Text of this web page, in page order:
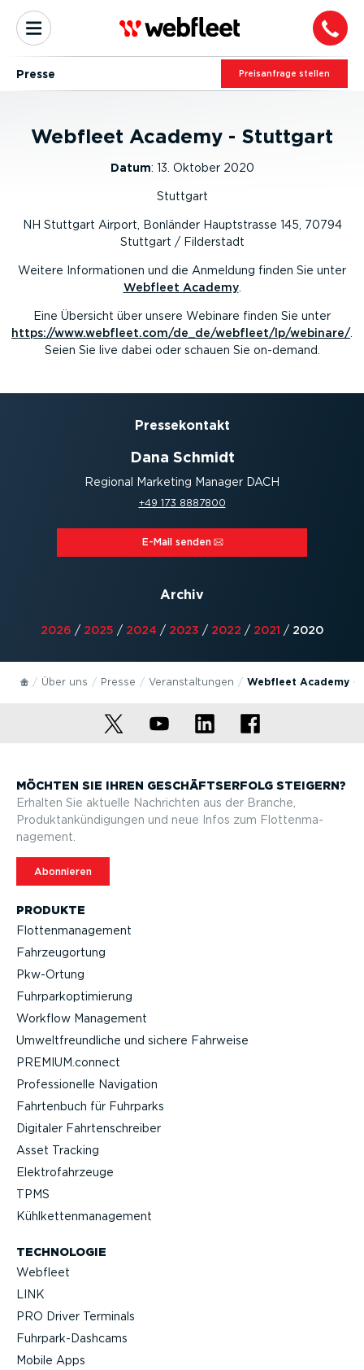
Presse Preis­an­frage stellen
Webfleet Academy - Stuttgart
Datum: 13. Oktober 2020
Stuttgart
NH Stuttgart Airport, Bonländer Hauptstrasse 145, 70794
Stuttgart / Filderstadt
Weitere Informationen und die Anmeldung finden Sie unter
Webfleet Academy.
Eine Übersicht über unsere Webinare finden Sie unter
https://www.webfleet.com/de_de/webfleet/lp/webinare/
Seien Sie live dabei oder schauen Sie on-demand.
Presse­kontakt
Dana Schmidt
Regional Marketing Manager DACH
+49 173 8887800
E-Mail senden⁠
Archiv
2026 / 2025 / 2024 / 2023 / 2022 / 2021 / 2020
Über uns Presse Veran­stal­tungen Webfleet Academy -
PRODUKTE
Flotten­ma­nagement
Fahrzeu­g­ortung
Pkw-Ortung
Fuhrpar­k­op­ti­mierung
Workflow Management
Umwelt­freund­liche und sichere Fahrweise
PREMIUM.connect
Profes­sio­nelle Navigation
Fahrtenbuch für Fuhrparks
Digitaler Fahrten­schreiber
Asset Tracking
Elektro­fahr­zeuge
TPMS
Kühlket­ten­ma­nagement
TECHNOLOGIE
Webfleet
LINK
PRO Driver Terminals
Fuhrpar­k-Da­shcams
Mobile Apps
MÖCHTEN SIE IHREN GESCHÄFTS­ERFOLG STEIGERN?
Erhalten Sie aktuelle Nachrichten aus der Branche,
Produktan­kün­di­gungen und neue Infos zum Flotten­ma­
nagement.
Abonnieren